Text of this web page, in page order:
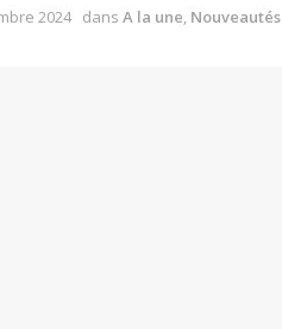
2024 dans A la une, Nouveautés